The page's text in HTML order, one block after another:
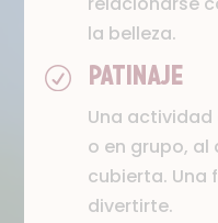
la belleza.
R PATINAJE
Una actividad
o en grupo, al
cubierta. Una
divertirte.